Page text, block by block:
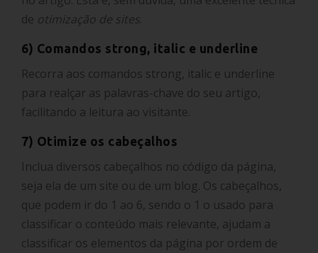
de otimização de sites.
6) Comandos strong, italic e underline
Recorra aos comandos strong, italic e underline
para realçar as palavras-chave do seu artigo,
facilitando a leitura ao visitante.
7) Otimize os cabeçalhos
Inclua diversos cabeçalhos no código da página,
seja ela de um site ou de um blog. Os cabeçalhos,
que podem ir do 1 ao 6, sendo o 1 o usado para
classificar o conteúdo mais relevante, ajudam a
classificar os elementos da página por ordem de